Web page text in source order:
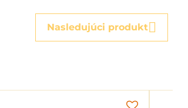
Nasledujúci produkt